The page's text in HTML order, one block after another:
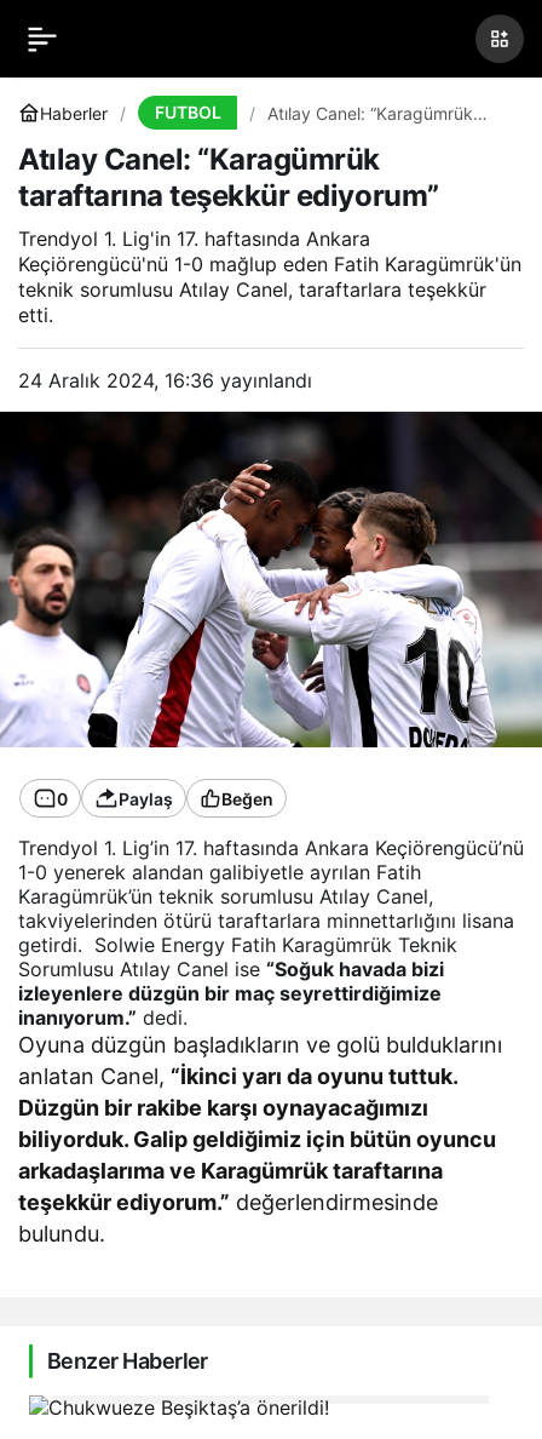
Haberler FUTBOL
Atılay Canel: “Karagümrük
Atılay Canel: “Karagümrük
taraftarına teşekkür ediyorum”
Trendyol 1. Lig'in 17. haftasında Ankara
Keçiörengücü'nü 1-0 mağlup eden Fatih Karagümrük'ün
teknik sorumlusu Atılay Canel, taraftarlara teşekkür
etti.
24 Aralık 2024, 16:36 yayınlandı
0 Paylaş Beğen
Trendyol 1. Lig’in 17. haftasında Ankara Keçiörengücü’nü
1-0 yenerek alandan galibiyetle ayrılan Fatih
Karagümrük’ün teknik sorumlusu Atılay Canel,
takviyelerinden ötürü taraftarlara minnettarlığını lisana
getirdi. Solwie Energy Fatih Karagümrük Teknik
Sorumlusu Atılay Canel ise “Soğuk havada bizi
izleyenlere düzgün bir maç seyrettirdiğimize
inanıyorum.” dedi.
Oyuna düzgün başladıkların ve golü bulduklarını
anlatan Canel, “İkinci yarı da oyunu tuttuk.
Düzgün bir rakibe karşı oynayacağımızı
biliyorduk. Galip geldiğimiz için bütün oyuncu
arkadaşlarıma ve Karagümrük taraftarına
teşekkür ediyorum.” değerlendirmesinde
bulundu.
Atılay Canel:
“Karagümrük taraftarına
teşekkür ediyorum”
Paylaş
Benzer Haberler